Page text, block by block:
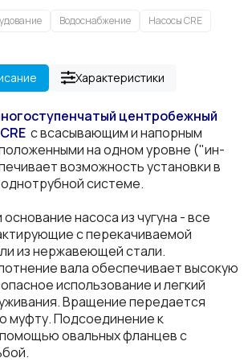
Водоснабжение Насосы CRE
Характеристики
центробежный
CRE с всасывающим и напорным
на одном уровне ("ин-
возможность установки в
системе.
насоса из чугуна - все
с перекачиваемой
из нержавеющей стали.
вала обеспечивает высокую
использование и легкий
Вращение передается
муфту. Подсоединение к
овальных фланцев с